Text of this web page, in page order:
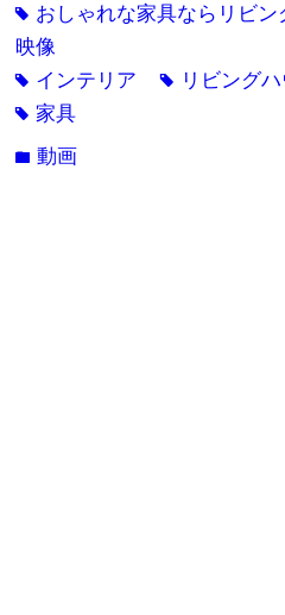
tag おしゃれな家具ならリビ
映像
tag インテリア tag リビングハ
tag 家具
folder動画